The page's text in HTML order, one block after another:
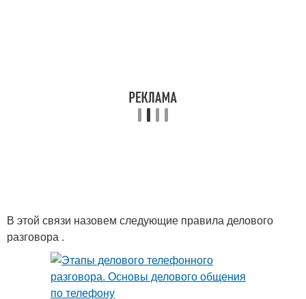
В этой связи назовем следующие правила делового
разговора .